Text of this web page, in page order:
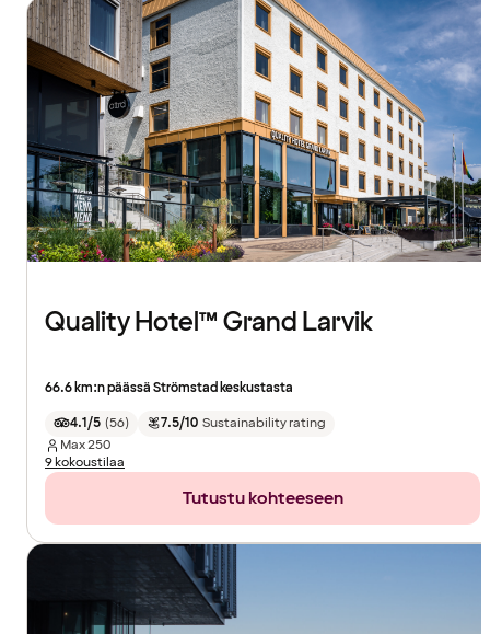
Quality Hotel™ Grand Larvik
66.6 km:n päässä Strömstad keskustasta
4.1/5 (56) 7.5/10 Sustainability rating
Max250
9 kokoustilaa
Tutustu kohteeseen